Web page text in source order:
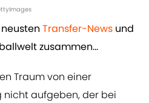
Transfer-News und
zusammen...
Traum von einer
aufgeben, der bei